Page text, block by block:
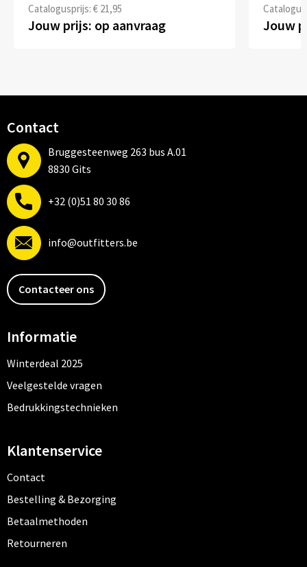
Catalogusprijs: € 21,95
Jouw prijs: op aanvraag Jouw
Contact
Bruggesteenweg 263 bus A.01
8830 Gits
+32 (0)51 80 30 86
info@outfitters.be
Contacteer ons
Informatie
Winterdeal 2025
Veelgestelde vragen
Bedrukkingstechnieken
Klantenservice
Contact
Bestelling & Bezorging
Betaalmethoden
Retourneren